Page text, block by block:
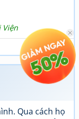
Qua cách họ